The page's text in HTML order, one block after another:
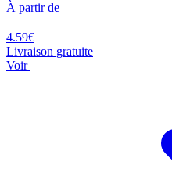
À partir de
4.59€
Livraison gratuite
Voir